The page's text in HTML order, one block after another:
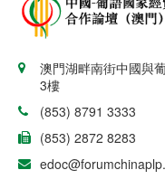
澳門湖畔南街中國與
3樓
(853) 8791 3333
(853) 2872 8283